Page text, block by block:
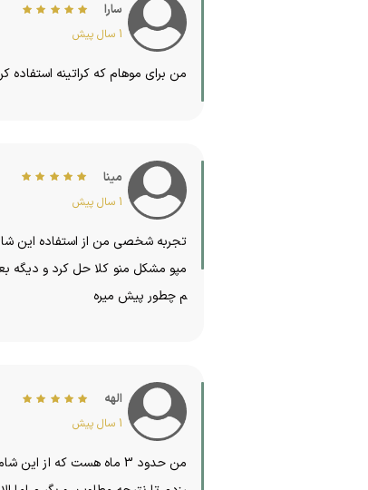
سارا
1 سال پیش
من برای موهام که کراتینه استفاده
مینا
1 سال پیش
تجربه شخصی من از استفاده این
مپو مشکل منو کلا حل کرد و دیگه
م چطور پیش میره
الهه
1 سال پیش
من حدود 3 ماه هست که